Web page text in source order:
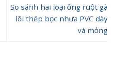
So sánh hai loại ống ruột gà
lõi thép bọc nhựa PVC dày
và mỏng